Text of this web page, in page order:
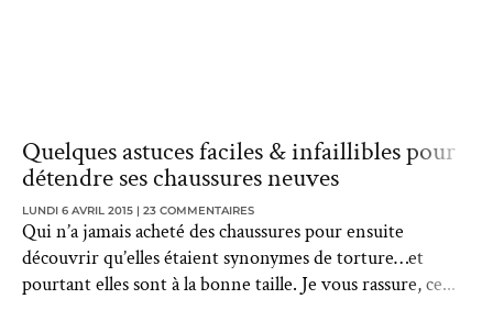
Quelques astuces faciles & infaillibles pour
détendre ses chaussures neuves
LUNDI 6 AVRIL 2015 23 COMMENTAIRES
Qui n’a jamais acheté des chaussures pour ensuite
découvrir qu’elles étaient synonymes de torture…et
pourtant elles sont à la bonne taille. Je vous rassure, ce